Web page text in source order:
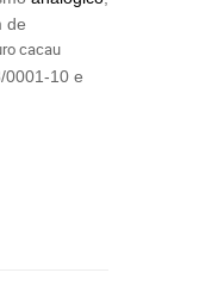
de
cacau
0001-10 e